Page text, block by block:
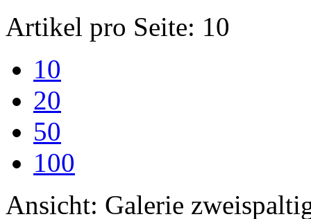
Artikel pro Seite: 10
10
20
50
100
Ansicht: Galerie